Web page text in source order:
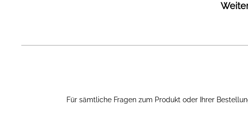
Für sämtliche Fragen zum Produkt oder Ihrer